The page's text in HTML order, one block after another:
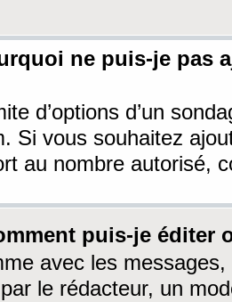
ne puis-je pas
d’options d’un
Si vous souhaitez
au nombre autorisé,
puis-je éditer
avec les
le rédacteur, un